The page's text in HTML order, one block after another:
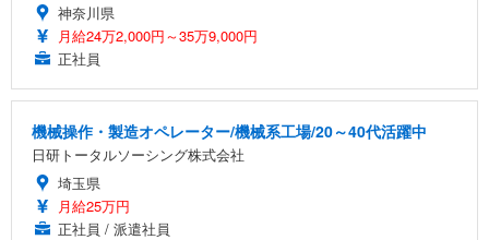
神奈川県
月給24万2,000円～35万9,000円
正社員
機械操作・製造オペレーター/機械系工場/20～40代活躍中
日研トータルソーシング株式会社
埼玉県
月給25万円
正社員 / 派遣社員